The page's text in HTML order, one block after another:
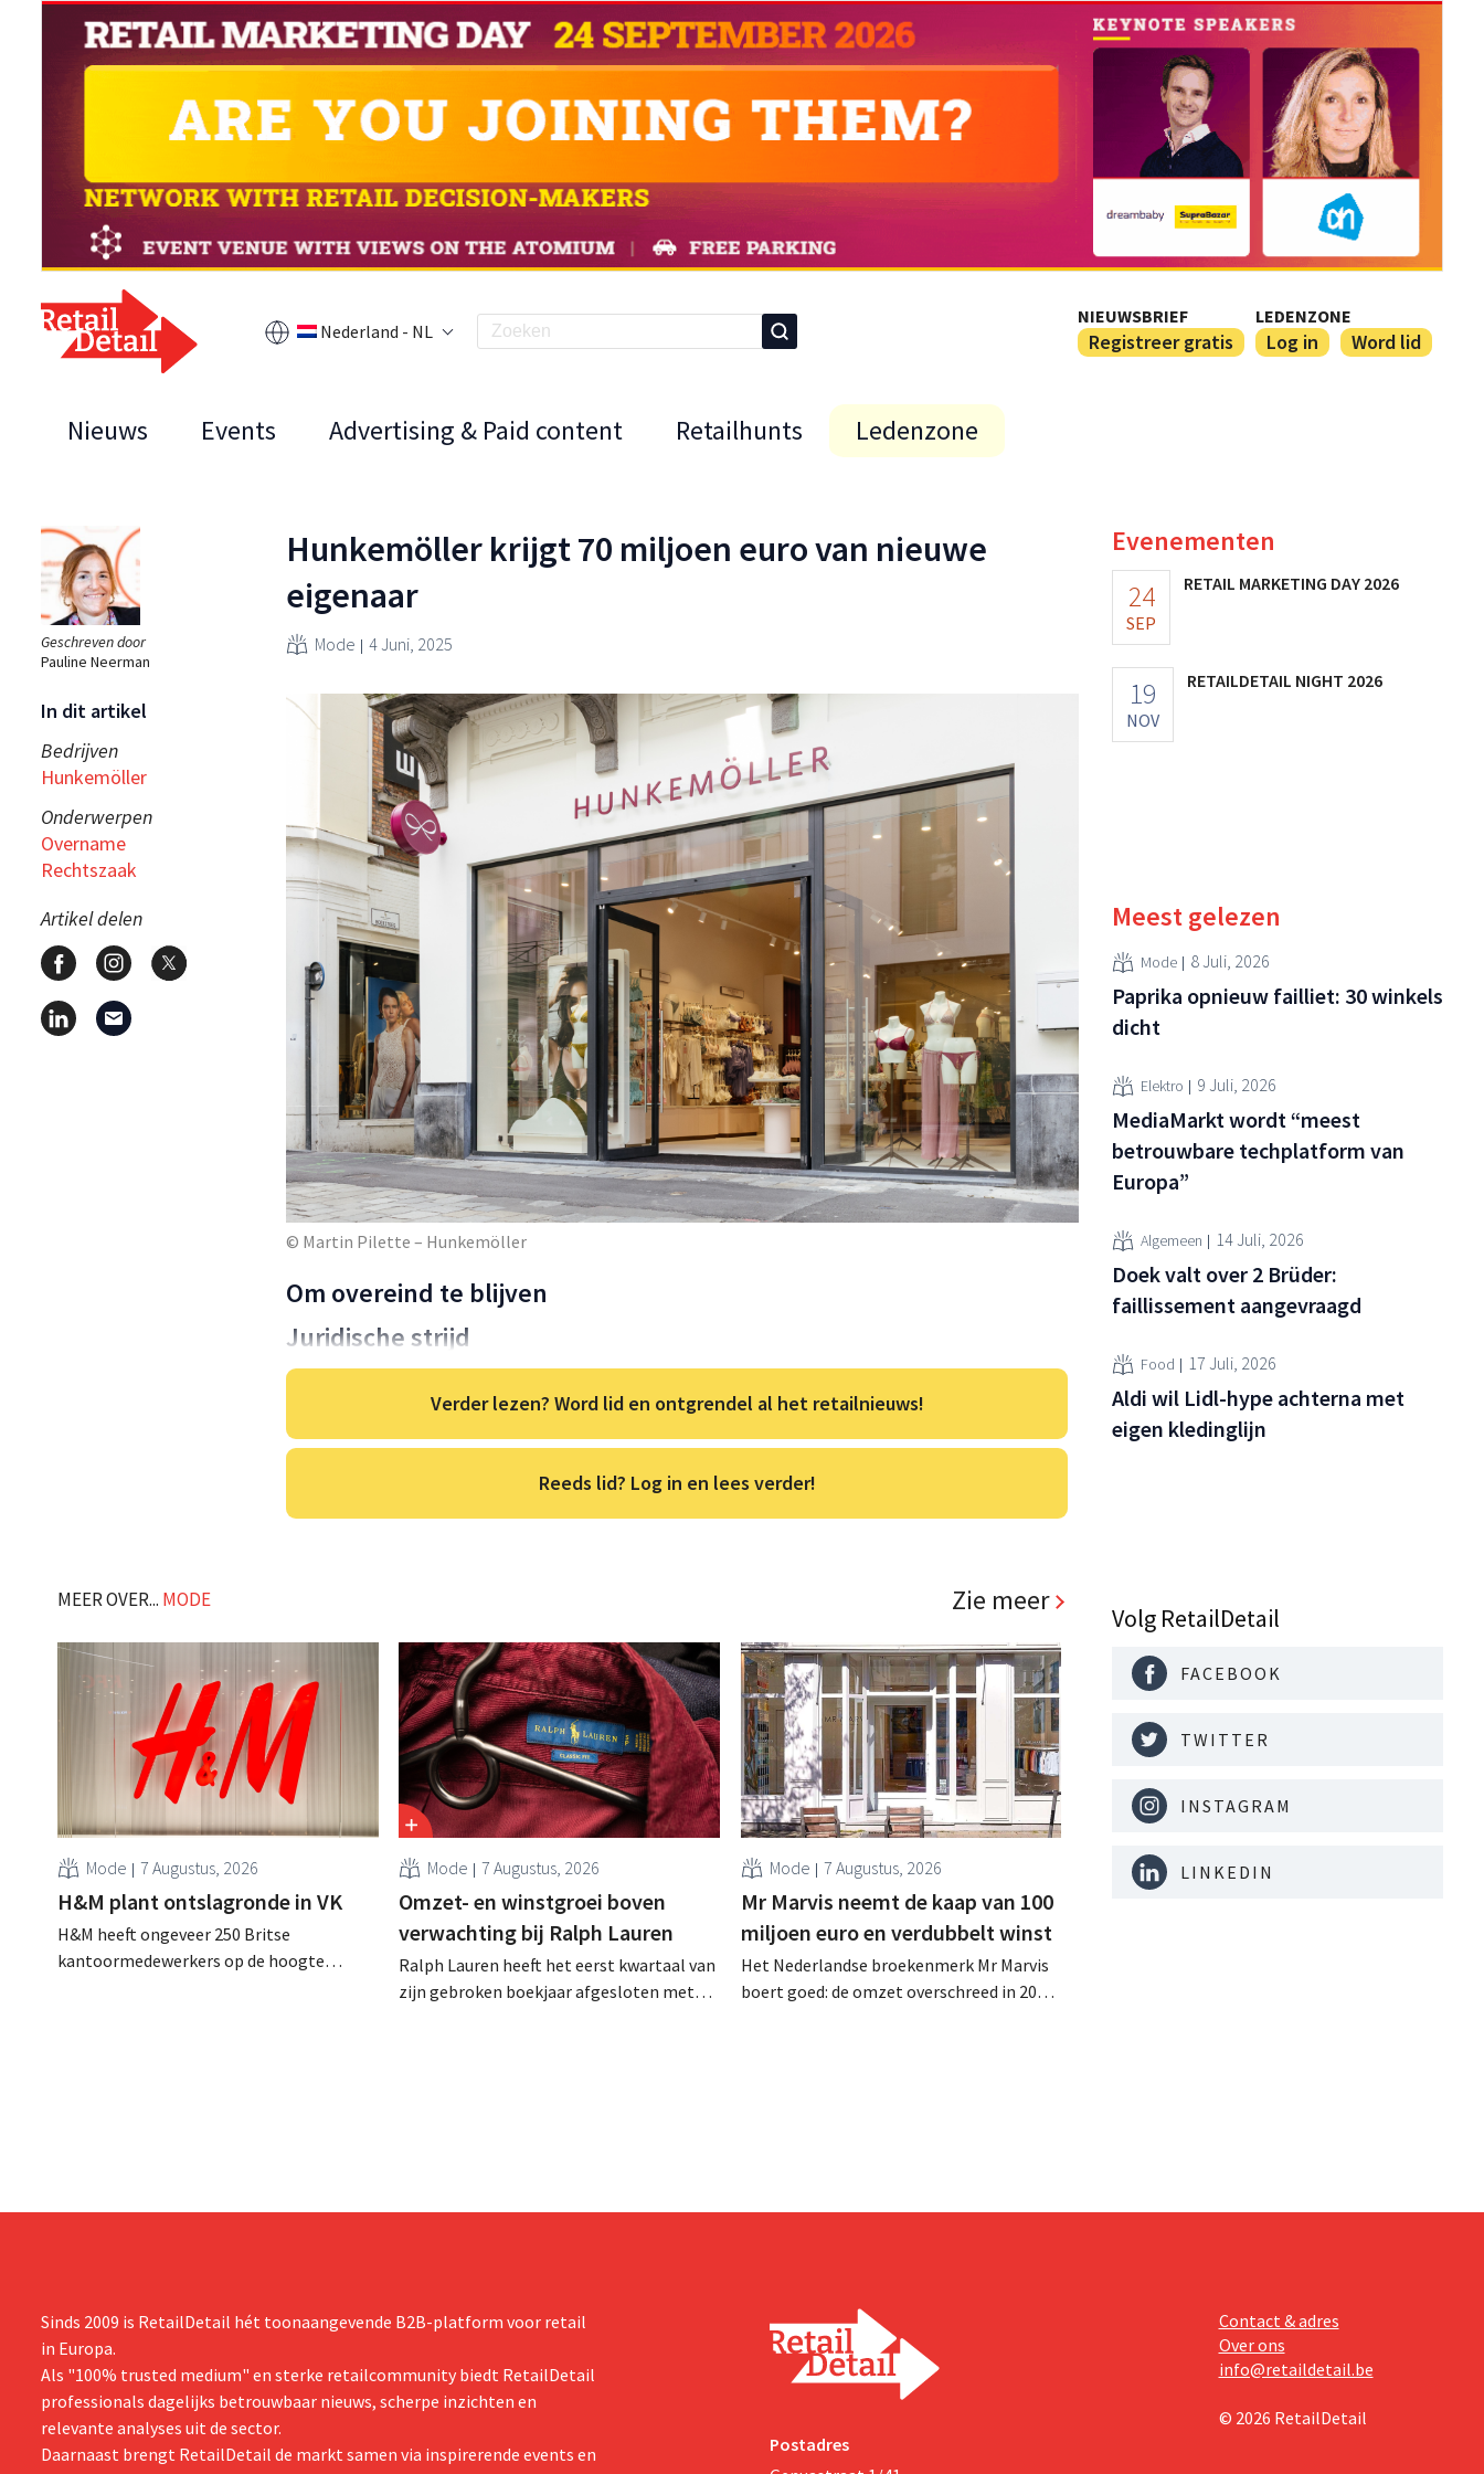
Nederland - NL
NIEUWSBRIEF
Registreer gratis
LEDENZONE
Log in Word lid
Nieuws Events Advertising & Paid content Retailhunts Ledenzone
Geschreven door
Pauline Neerman
In dit artikel
Bedrijven
Hunkemöller
Onderwerpen
Overname
Rechtszaak
Artikel delen
Hunkemöller krijgt 70 miljoen euro van nieuwe
eigenaar
Mode 4 Juni, 2025
© Martin Pilette – Hunkemöller
Om overeind te blijven
Juridische strijd
Verder lezen? Word lid en ontgrendel al het retailnieuws!
Reeds lid? Log in en lees verder!
MEER OVER... MODE Zie meer
Mode 7 Augustus, 2026
H&M plant ontslagronde in VK
H&M heeft ongeveer 250 Britse
kantoormedewerkers op de hoogte
Mode 7 Augustus, 2026
Omzet- en winstgroei boven
verwachting bij Ralph Lauren
Ralph Lauren heeft het eerst kwartaal van
zijn gebroken boekjaar afgesloten met
Mode 7 Augustus, 2026
Mr Marvis neemt de kaap van 100
miljoen euro en verdubbelt winst
Het Nederlandse broekenmerk Mr Marvis
boert goed: de omzet overschreed in 2025
Evenementen
24
SEP
RETAIL MARKETING DAY 2026
19
NOV
RETAILDETAIL NIGHT 2026
Meest gelezen
Mode 8 Juli, 2026
Paprika opnieuw failliet: 30 winkels
dicht
Elektro 9 Juli, 2026
MediaMarkt wordt “meest
betrouwbare techplatform van
Europa”
Algemeen 14 Juli, 2026
Doek valt over 2 Brüder:
faillissement aangevraagd
Food 17 Juli, 2026
Aldi wil Lidl-hype achterna met
eigen kledinglijn
Volg RetailDetail
FACEBOOK
TWITTER
INSTAGRAM
LINKEDIN
Sinds 2009 is RetailDetail hét toonaangevende B2B-platform voor retail
in Europa.
Als "100% trusted medium" en sterke retailcommunity biedt RetailDetail
professionals dagelijks betrouwbaar nieuws, scherpe inzichten en
relevante analyses uit de sector.
Daarnaast brengt RetailDetail de markt samen via inspirerende events en
Postadres
Contact & adres
Over ons
info@retaildetail.be
© 2026 RetailDetail